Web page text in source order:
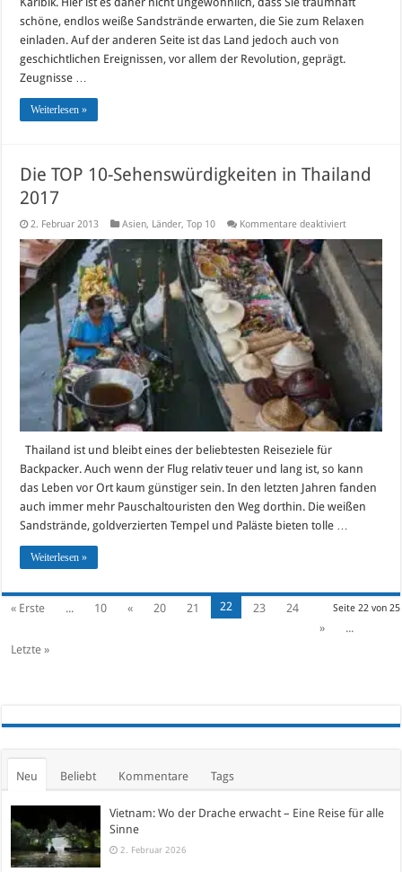
schöne, endlos weiße Sandstrände erwarten, die Sie zum Relaxen
einladen. Auf der anderen Seite ist das Land jedoch auch von
geschichtlichen Ereignissen, vor allem der Revolution, geprägt.
Zeugnisse …
Weiterlesen »
Die TOP 10-Sehenswürdigkeiten in Thailand
2017
2. Februar 2013 Asien, Länder,Top 10 Kommentare deaktiviertfür
TOP
10-
in
Thailand
2017
Thailand ist und bleibt eines der beliebtesten Reiseziele für
Backpacker. Auch wenn der Flug relativ teuer und lang ist, so kann
das Leben vor Ort kaum günstiger sein. In den letzten Jahren fanden
auch immer mehr Pauschaltouristen den Weg dorthin. Die weißen
Sandstrände, goldverzierten Tempel und Paläste bieten tolle …
Weiterlesen »
Seite 22 von 25
« Erste ... 10 « 20 21 22 23
24
»
...
Letzte »
Neu Beliebt Kommentare Tags
Vietnam: Wo der Drache erwacht – Eine Reise für alle
Sinne
2. Februar 2026